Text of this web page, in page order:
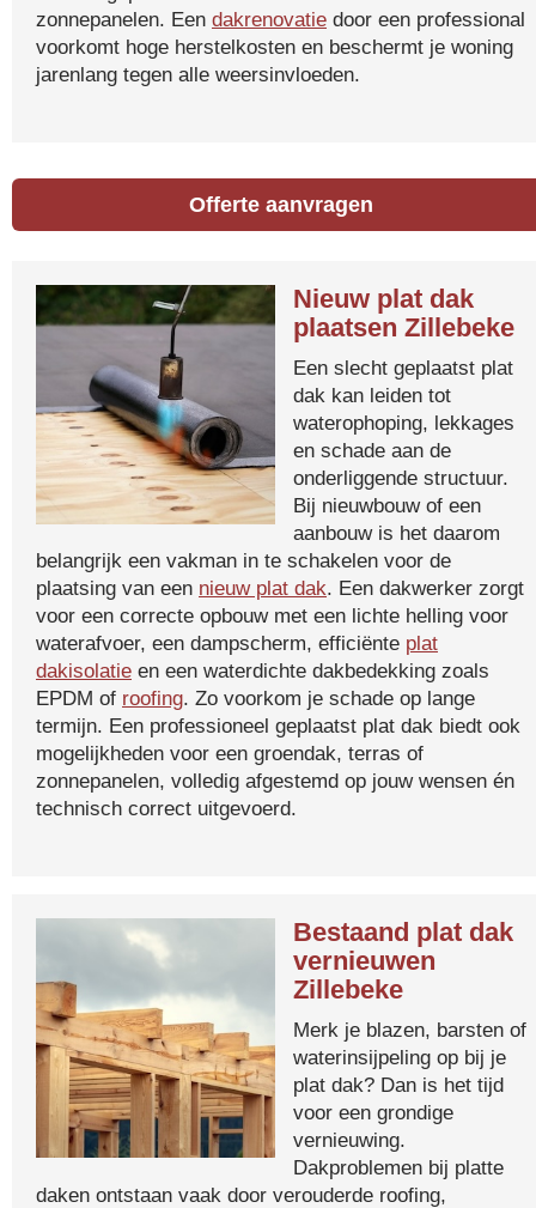
zonnepanelen. Een dakrenovatie door een professional
voorkomt hoge herstelkosten en beschermt je woning
jarenlang tegen alle weersinvloeden.
Offerte aanvragen
Nieuw plat dak
plaatsen Zillebeke
Een slecht geplaatst plat
dak kan leiden tot
waterophoping, lekkages
en schade aan de
onderliggende structuur.
Bij nieuwbouw of een
aanbouw is het daarom
belangrijk een vakman in te schakelen voor de
plaatsing van een nieuw plat dak. Een dakwerker zorgt
voor een correcte opbouw met een lichte helling voor
waterafvoer, een dampscherm, efficiënte plat
dakisolatie en een waterdichte dakbedekking zoals
EPDM of roofing. Zo voorkom je schade op lange
termijn. Een professioneel geplaatst plat dak biedt ook
mogelijkheden voor een groendak, terras of
zonnepanelen, volledig afgestemd op jouw wensen én
technisch correct uitgevoerd.
Bestaand plat dak
vernieuwen
Zillebeke
Merk je blazen, barsten of
waterinsijpeling op bij je
plat dak? Dan is het tijd
voor een grondige
vernieuwing.
Dakproblemen bij platte
daken ontstaan vaak door verouderde roofing,